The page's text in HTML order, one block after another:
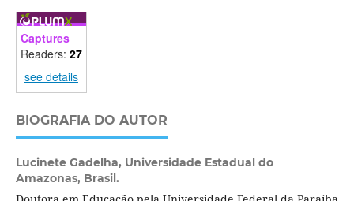
Captures
Readers: 27
see details
BIOGRAFIA DO AUTOR
Lucinete Gadelha, Universidade Estadual do
Amazonas, Brasil.